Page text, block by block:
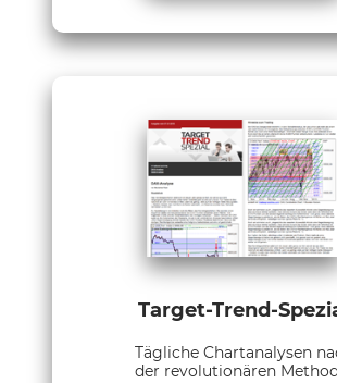
Target-Trend-
Tägliche Chartanalysen
der revolutionären